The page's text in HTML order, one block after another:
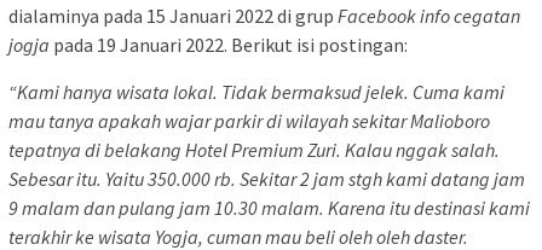
dialaminya pada 15 Januari 2022 di grup Facebook info cegatan
jogja pada 19 Januari 2022. Berikut isi postingan:
“Kami hanya wisata lokal. Tidak bermaksud jelek. Cuma kami
mau tanya apakah wajar parkir di wilayah sekitar Malioboro
tepatnya di belakang Hotel Premium Zuri. Kalau nggak salah.
Sebesar itu. Yaitu 350.000 rb. Sekitar 2 jam stgh kami datang jam
9 malam dan pulang jam 10.30 malam. Karena itu destinasi kami
terakhir ke wisata Yogja, cuman mau beli oleh oleh daster.